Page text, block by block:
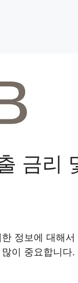
금리
정보에 대해
이 중요합니다